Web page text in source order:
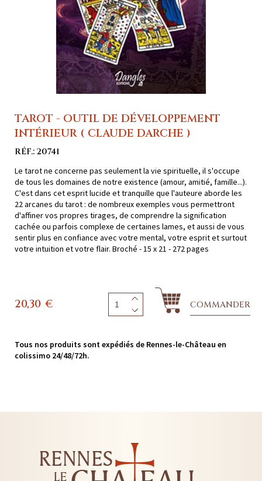
TAROT - OUTIL DE DÉVELOPPEMENT
INTÉRIEUR ( CLAUDE DARCHE )
RÉF.: 20741
Le tarot ne concerne pas seulement la vie spirituelle, il s'occupe
de tous les domaines de notre existence (amour, amitié, famille...).
C'est dans cet esprit lucide et tranquille que l'auteure aborde les
22 arcanes du tarot : de nombreux exemples vous permettront
d'affiner vos propres tirages, de comprendre la signification
cachée ou parfois complexe de certaines lames, et aussi de vous
sentir plus en confiance avec votre mental, votre esprit et surtout
votre intuition et votre flair. Broché - 15 x 21 - 272 pages
20,30 € COMMANDER
Tous nos produits sont expédiés de Rennes-le-Château en
colissimo 24/48/72h.